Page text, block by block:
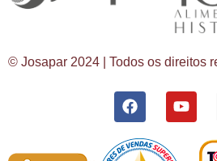
© Josapar 2024 | Todos os direitos